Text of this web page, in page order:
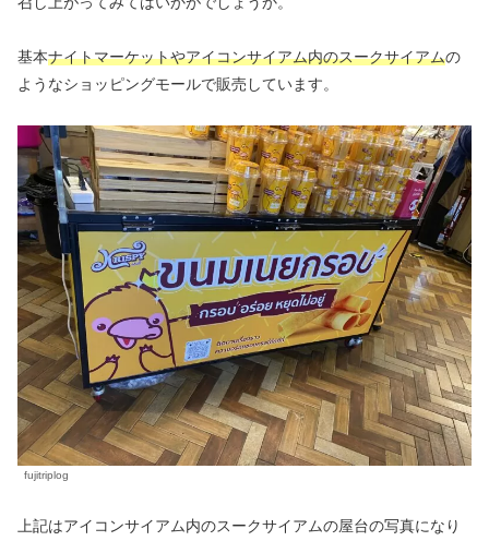
基本ナイトマーケットやアイコンサイアム内のスークサイアムの
ようなショッピングモールで販売しています。
fujitriplog
上記はアイコンサイアム内のスークサイアムの屋台の写真になり